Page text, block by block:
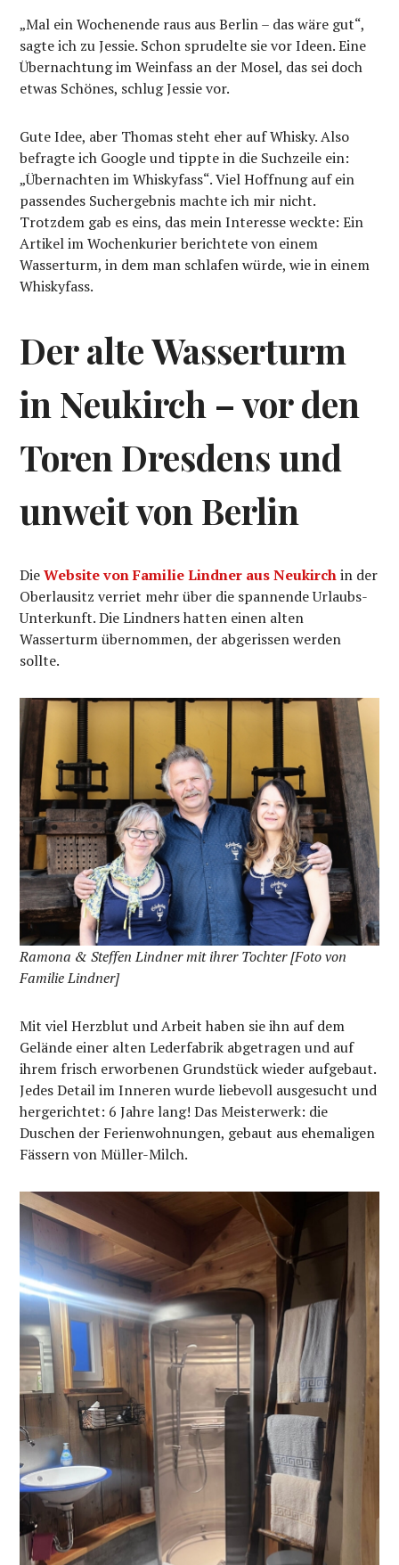
„Mal ein Wochenende raus aus Berlin – das wäre gut“,
sagte ich zu Jessie. Schon sprudelte sie vor Ideen. Eine
Übernachtung im Weinfass an der Mosel, das sei doch
etwas Schönes, schlug Jessie vor.
Gute Idee, aber Thomas steht eher auf Whisky. Also
befragte ich Google und tippte in die Suchzeile ein:
„Übernachten im Whiskyfass“. Viel Hoffnung auf ein
passendes Suchergebnis machte ich mir nicht.
Trotzdem gab es eins, das mein Interesse weckte: Ein
Artikel im Wochenkurier berichtete von einem
Wasserturm, in dem man schlafen würde, wie in einem
Whiskyfass.
Der alte Wasserturm
in Neukirch – vor den
Toren Dresdens und
unweit von Berlin
DieWebsite von Familie Lindner aus Neukirchin der
Oberlausitz verriet mehr über die spannende Urlaubs-
Unterkunft. Die Lindners hatten einen alten
Wasserturm übernommen, der abgerissen werden
sollte.
Ramona & Steffen Lindner mit ihrer Tochter[Foto von
Familie Lindner]
Mit viel Herzblut und Arbeit haben sie ihn auf dem
Gelände einer alten Lederfabrik abgetragen und auf
ihrem frisch erworbenen Grundstück wieder aufgebaut.
Jedes Detail im Inneren wurde liebevoll ausgesucht und
hergerichtet: 6 Jahre lang! Das Meisterwerk: die
Duschen der Ferienwohnungen, gebaut aus ehemaligen
Fässern von Müller-Milch.